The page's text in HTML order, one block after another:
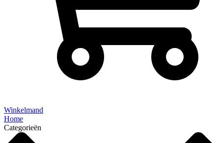
Winkelmand
Home
Categorieën